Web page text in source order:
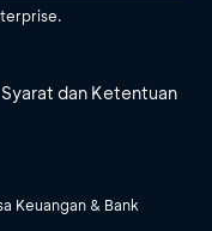
Syarat dan Ketentuan
Keuangan & Bank